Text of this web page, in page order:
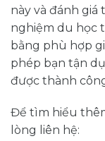
này và đánh giá
nghiệm du học
bằng phù hợp
phép bạn tận
được thành
Để tìm hiểu
lòng liên hệ: